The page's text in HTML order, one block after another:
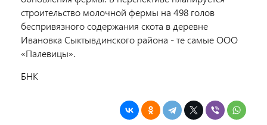
строительство молочной фермы на 498 голов
беспривязного содержания скота в деревне
Ивановка Сыктывдинского района - те самые ООО
«Палевицы».
БНК